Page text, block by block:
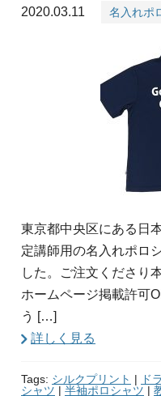
2020.03.11 名入れポ
東京都中央区にある日
定講師用の名入れポロ
した。ご注文くださり
ホームページ掲載許可
う […]
詳しく見る
Tags: シルクプリント | ド
シャツ | 半袖ポロシャツ |